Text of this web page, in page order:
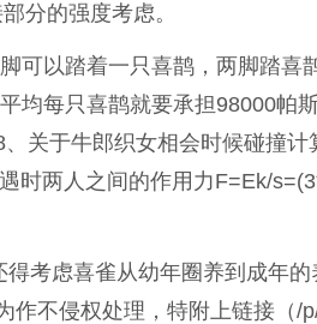
分的强度考虑。
可以踏着一只喜鹊，两脚踏喜
均每只喜鹊就要承担98000
关于牛郎织女相会时候碰撞
时两人之间的作用力F=Ek/
考虑喜雀从幼年圈养到成年
不侵权处理，特附上链接（/